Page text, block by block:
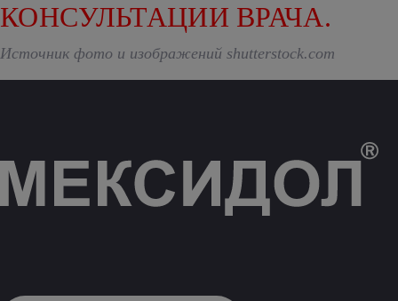
КОНСУЛЬТАЦИИ ВРАЧА.
Источник фото и изображений shutterstock.com